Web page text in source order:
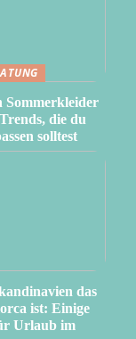
Sommerkleider
die du
solltest
das
ist: Einige
Urlaub im